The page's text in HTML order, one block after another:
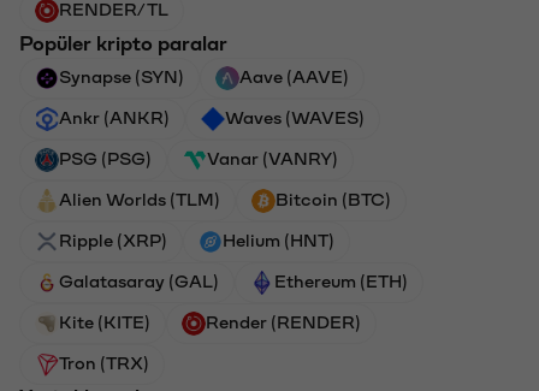
RENDER/TL
Popüler kripto paralar
Synapse (SYN) Aave (AAVE)
Ankr (ANKR) Waves (WAVES)
PSG (PSG) Vanar (VANRY)
Alien Worlds (TLM) Bitcoin (BTC)
Ripple (XRP) Helium (HNT)
Galatasaray (GAL) Ethereum (ETH)
Kite (KITE) Render (RENDER)
Tron (TRX)